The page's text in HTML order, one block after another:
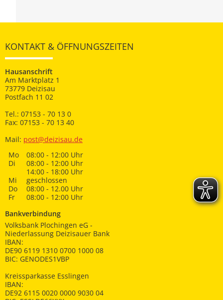
KONTAKT & ÖFFNUNGSZEITEN
Hausanschrift
Am Marktplatz 1
73779 Deizisau
Postfach 11 02
Tel.: 07153 - 70 13 0
Fax: 07153 - 70 13 40
Mail: post@deizisau.de
Mo
08:00 - 12:00 Uhr
Di
08:00 - 12:00 Uhr
14:00 - 18:00 Uhr
Mi
geschlossen
Do
08:00 - 12.00 Uhr
Fr
08:00 - 12:00 Uhr
Bankverbindung
Volksbank Plochingen eG -
Niederlassung Deizisauer Bank
IBAN:
DE90 6119 1310 0700 1000 08
BIC: GENODES1VBP
Kreissparkasse Esslingen
IBAN:
DE92 6115 0020 0000 9030 04